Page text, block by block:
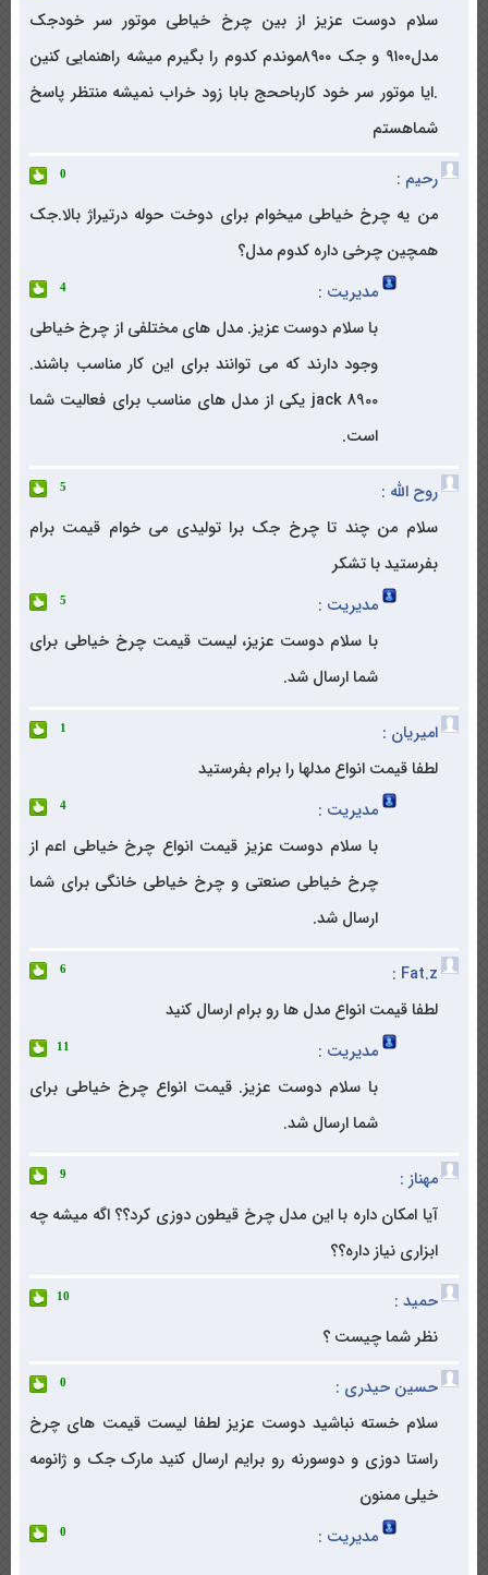
سلام دوست عزیز از بین چرخ خیاطی موتور سر خودجک
مدل۹۱۰۰ و جک ۸۹۰۰موندم کدوم را بگیرم میشه راهنمایی کنین
.ایا موتور سر خود کارباححج بابا زود خراب نمیشه منتظر پاسخ
شماهستم
رحیم :
0
من یه چرخ خیاطی میخوام برای دوخت حوله درتیراژ بالا.جک
همچین چرخی داره کدوم مدل؟
مدیریت :
4
با سلام دوست عزیز. مدل های مختلفی از چرخ خیاطی
وجود دارند که می توانند برای این کار مناسب باشند.
jack 8900 یکی از مدل های مناسب برای فعالیت شما
است.
روح الله : 5
سلام من چند تا چرخ جک برا تولیدی می خوام قیمت برام
بفرستید با تشکر
مدیریت :
5
با سلام دوست عزیز، لیست قیمت چرخ خیاطی برای
شما ارسال شد.
امیریان : 1
لطفا قیمت انواع مدلها را برام بفرستید
مدیریت :
4
با سلام دوست عزیز قیمت انواع چرخ خیاطی اعم از
چرخ خیاطی صنعتی و چرخ خیاطی خانگی برای شما
ارسال شد.
Fat.z :
6
لطفا قیمت انواع مدل ها رو برام ارسال کنید
مدیریت :
11
با سلام دوست عزیز. قیمت انواع چرخ خیاطی برای
شما ارسال شد.
مهناز : 9
آیا امکان داره با این مدل چرخ قیطون دوزی کرد؟؟ اگه میشه چه
ابزاری نیاز داره؟؟
حمید :
10
نظر شما چیست ؟
حسین حیدری :
0
سلام خسته نباشید دوست عزیز لطفا لیست قیمت های چرخ
راستا دوزی و دوسورنه رو برایم ارسال کنید مارک جک و ژانومه
خیلی ممنون
مدیریت :
0